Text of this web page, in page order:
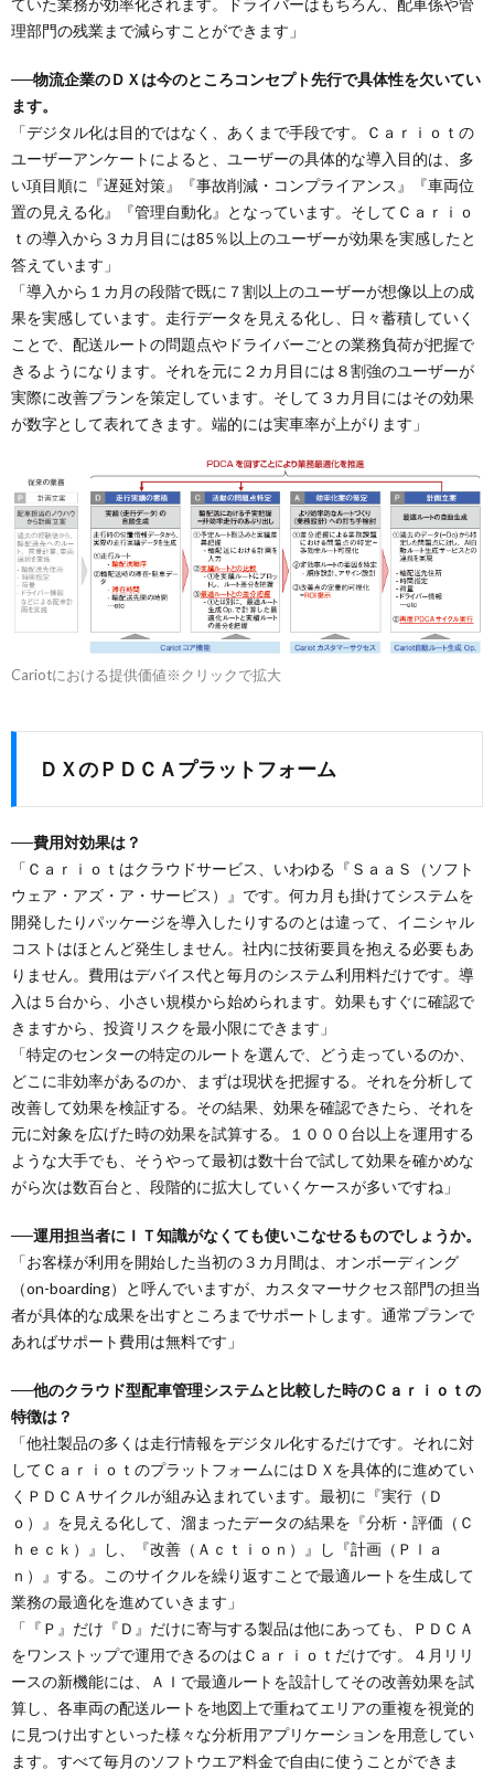
理部門の残業まで減らすことができます」
──物流企業のＤＸは今のところコンセプト先行で具体性を欠いてい
ます。
「デジタル化は目的ではなく、あくまで手段です。Ｃａｒｉｏｔの
ユーザーアンケートによると、ユーザーの具体的な導入目的は、多
い項目順に『遅延対策』『事故削減・コンプライアンス』『車両位
置の見える化』『管理自動化』となっています。そしてＣａｒｉｏ
ｔの導入から３カ月目には85％以上のユーザーが効果を実感したと
答えています」
「導入から１カ月の段階で既に７割以上のユーザーが想像以上の成
果を実感しています。走行データを見える化し、日々蓄積していく
ことで、配送ルートの問題点やドライバーごとの業務負荷が把握で
きるようになります。それを元に２カ月目には８割強のユーザーが
実際に改善プランを策定しています。そして３カ月目にはその効果
が数字として表れてきます。端的には実車率が上がります」
Cariotにおける提供価値※クリックで拡大
ＤＸのＰＤＣＡプラットフォーム
──費用対効果は？
「Ｃａｒｉｏｔはクラウドサービス、いわゆる『ＳａａＳ（ソフト
ウェア・アズ・ア・サービス）』です。何カ月も掛けてシステムを
開発したりパッケージを導入したりするのとは違って、イニシャル
コストはほとんど発生しません。社内に技術要員を抱える必要もあ
りません。費用はデバイス代と毎月のシステム利用料だけです。導
入は５台から、小さい規模から始められます。効果もすぐに確認で
きますから、投資リスクを最小限にできます」
「特定のセンターの特定のルートを選んで、どう走っているのか、
どこに非効率があるのか、まずは現状を把握する。それを分析して
改善して効果を検証する。その結果、効果を確認できたら、それを
元に対象を広げた時の効果を試算する。１０００台以上を運用する
ような大手でも、そうやって最初は数十台で試して効果を確かめな
がら次は数百台と、段階的に拡大していくケースが多いですね」
──運用担当者にＩＴ知識がなくても使いこなせるものでしょうか。
「お客様が利用を開始した当初の３カ月間は、オンボーディング
（on-boarding）と呼んでいますが、カスタマーサクセス部門の担当
者が具体的な成果を出すところまでサポートします。通常プランで
あればサポート費用は無料です」
──他のクラウド型配車管理システムと比較した時のＣａｒｉｏｔの
特徴は？
「他社製品の多くは走行情報をデジタル化するだけです。それに対
してＣａｒｉｏｔのプラットフォームにはＤＸを具体的に進めてい
くＰＤＣＡサイクルが組み込まれています。最初に『実行（Ｄ
ｏ）』を見える化して、溜まったデータの結果を『分析・評価（Ｃ
ｈｅｃｋ）』し、『改善（Ａｃｔｉｏｎ）』し『計画（Ｐｌａ
ｎ）』する。このサイクルを繰り返すことで最適ルートを生成して
業務の最適化を進めていきます」
「『Ｐ』だけ『Ｄ』だけに寄与する製品は他にあっても、ＰＤＣＡ
をワンストップで運用できるのはＣａｒｉｏｔだけです。４月リリ
ースの新機能には、ＡＩで最適ルートを設計してその改善効果を試
算し、各車両の配送ルートを地図上で重ねてエリアの重複を視覚的
に見つけ出すといった様々な分析用アプリケーションを用意してい
ます。すべて毎月のソフトウエア料金で自由に使うことができま